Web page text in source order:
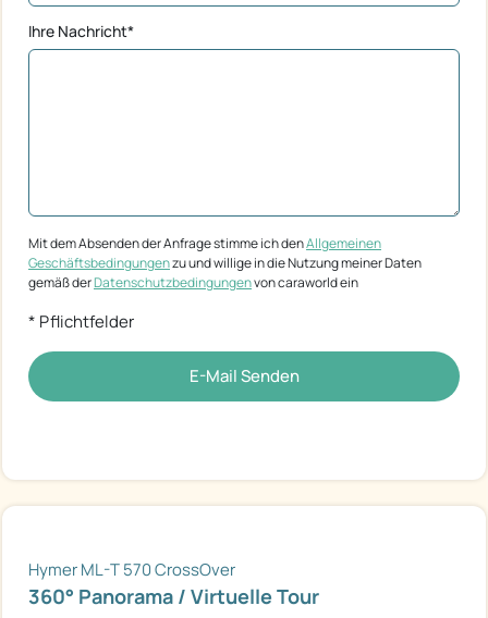
Ihre Nachricht*
Mit dem Absenden der Anfrage stimme ich denAllgemeinen
Geschäftsbedingungenzu und willige in die Nutzung meiner Daten
gemäß derDatenschutzbedingungenvon caraworld ein
* Pflichtfelder
E-Mail Senden
Hymer ML-T 570 CrossOver
360° Panorama / Virtuelle Tour